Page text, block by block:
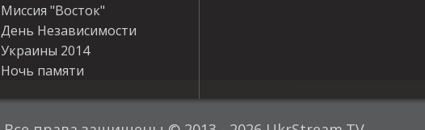
Миссия "Восток"
День Независимости
Украины 2014
Ночь памяти